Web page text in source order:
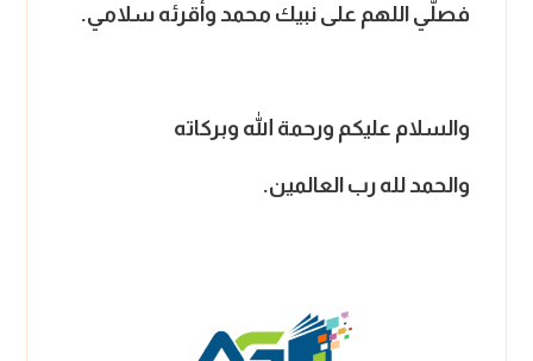
فصلّي اللهم على نبيك محمد وأقرئه سلامي.
والسلام عليكم ورحمة الله وبركاته
والحمد لله رب العالمين.